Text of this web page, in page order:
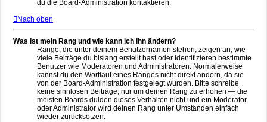
du die Board-Administration kontaktieren.
Nach oben
Was ist mein Rang und wie kann ich ihn ändern?
Ränge, die unter deinem Benutzernamen stehen, zeigen an, wie
viele Beiträge du bislang erstellt hast oder identifizieren bestimmte
Benutzer wie Moderatoren und Administratoren. Normalerweise
kannst du den Wortlaut eines Ranges nicht direkt ändern, da sie
von der Board-Administration festgelegt wurden. Bitte schreibe
keine sinnlosen Beiträge, nur um deinen Rang zu erhöhen — die
meisten Boards dulden dieses Verhalten nicht und ein Moderator
oder Administrator wird deinen Rang unter Umständen einfach
wieder zurücksetzen.